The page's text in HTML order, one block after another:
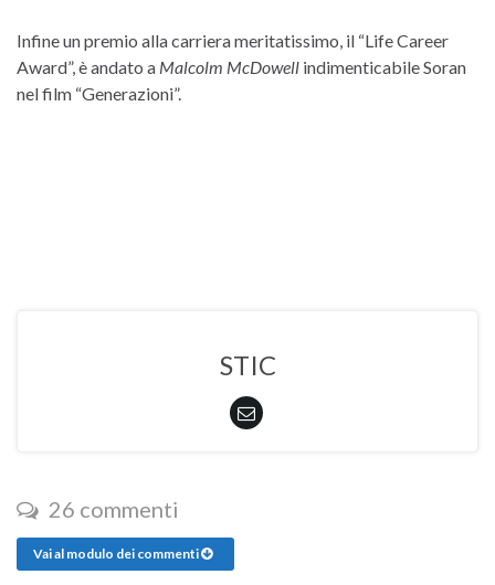
Infine un premio alla carriera meritatissimo, il “Life Career
Award”, è andato a Malcolm McDowell indimenticabile Soran
nel film “Generazioni”.
STIC
26 commenti
Vai al modulo dei commenti